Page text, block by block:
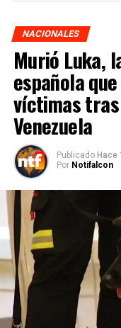
NACIONALES
Murió Luka,
española
víctimas
Venezuela
Publicado Hace
Por Notifalcon